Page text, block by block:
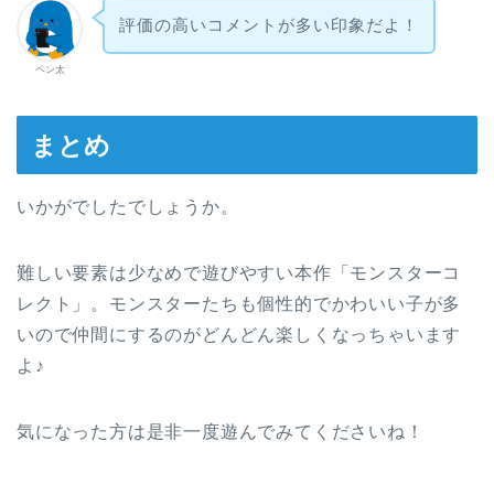
ペン太
評価の高いコメントが多い印象だよ！
まとめ
いかがでしたでしょうか。
難しい要素は少なめで遊びやすい本作「モンスターコ
レクト」。モンスターたちも個性的でかわいい子が多
いので仲間にするのがどんどん楽しくなっちゃいます
よ♪
気になった方は是非一度遊んでみてくださいね！